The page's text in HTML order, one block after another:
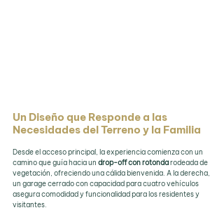
Un Diseño que Responde a las
Necesidades del Terreno y la Familia
Desde el acceso principal, la experiencia comienza con un
camino que guía hacia un drop-off con rotonda rodeada de
vegetación, ofreciendo una cálida bienvenida. A la derecha,
un garage cerrado con capacidad para cuatro vehículos
asegura comodidad y funcionalidad para los residentes y
visitantes.